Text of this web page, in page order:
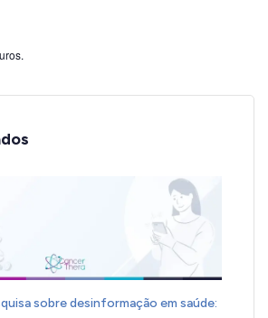
sobre desinformação em saúde: